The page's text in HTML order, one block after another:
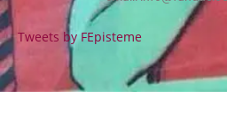
Tweets by FEpisteme